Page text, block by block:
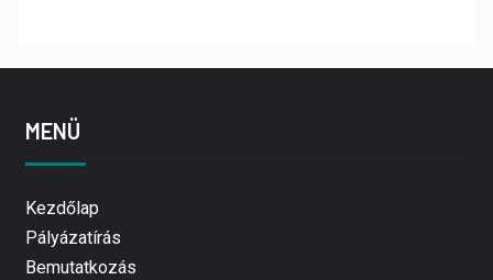
MENÜ
Kezdőlap
Pályázatírás
Bemutatkozás